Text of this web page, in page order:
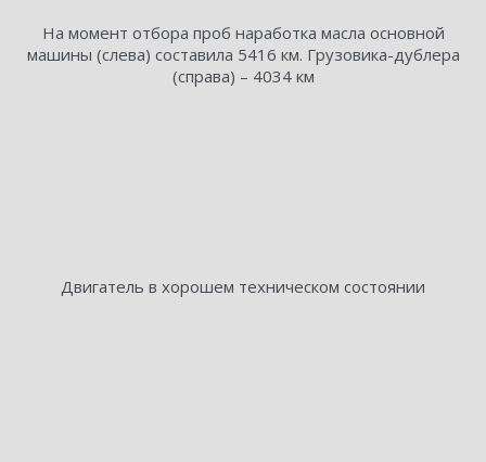
На момент отбора проб наработка масла основной
машины (слева) составила 5416 км. Грузовика-дублера
(справа) – 4034 км
Двигатель в хорошем техническом состоянии